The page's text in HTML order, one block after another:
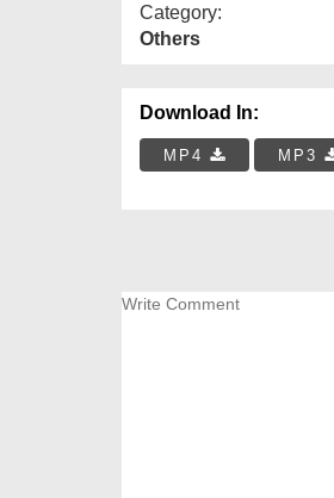
Category:
Others
Download In:
MP4 MP3